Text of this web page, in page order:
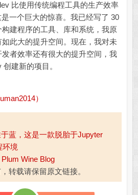
比使用传统编程工具的生产效率
一个巨大的惊喜。我已经写了 30
建程序的工具、库和系统，我原
此大的提升空间。现在，我对未
者效率还有很大的提升空间，我
建新的项目。
）
蓝，这是一款脱胎于Jupyter
环境
Wine Blog
转载请保留原文链接。